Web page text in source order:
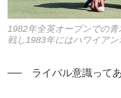
1982年全英オープンでの
戦し1983年にはハワイア
── ライバル意識ってあ